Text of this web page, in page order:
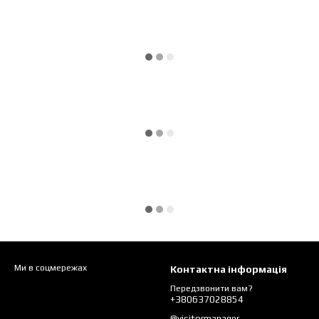
Ми в соцмережах Контактна інформація
Передзвонити вам?
+380637028854